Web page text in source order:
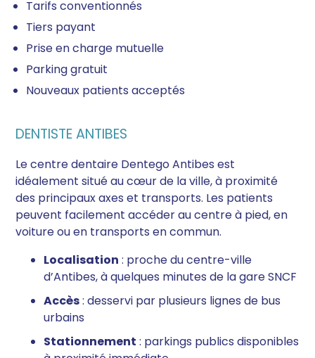
Tarifs conventionnés
Tiers payant
Prise en charge mutuelle
Parking gratuit
Nouveaux patients acceptés
DENTISTE ANTIBES
Le centre dentaire Dentego Antibes est
idéalement situé au cœur de la ville, à proximité
des principaux axes et transports. Les patients
peuvent facilement accéder au centre à pied, en
voiture ou en transports en commun.
Localisation : proche du centre-ville
d’Antibes, à quelques minutes de la gare SNCF
Accès: desservi par plusieurs lignes de bus
urbains
Stationnement : parkings publics disponibles